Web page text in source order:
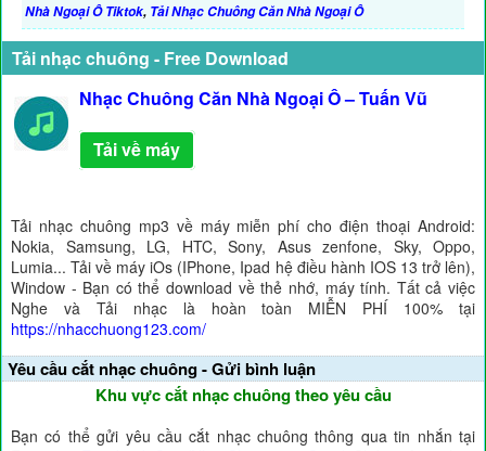
Nhà Ngoại Ô Tiktok, Tải Nhạc Chuông Căn Nhà Ngoại Ô
Tải nhạc chuông - Free Download
Nhạc Chuông Căn Nhà Ngoại Ô – Tuấn Vũ
Tải về máy
Tải nhạc chuông mp3 về máy miễn phí cho điện thoại Android:
Nokia, Samsung, LG, HTC, Sony, Asus zenfone, Sky, Oppo,
Lumia... Tải về máy iOs (IPhone, Ipad hệ điều hành IOS 13 trở lên),
Window - Bạn có thể download về thẻ nhớ, máy tính. Tất cả việc
Nghe và Tải nhạc là hoàn toàn MIỄN PHÍ 100% tại
https://nhacchuong123.com/
Yêu cầu cắt nhạc chuông - Gửi bình luận
Khu vực cắt nhạc chuông theo yêu cầu
Bạn có thể gửi yêu cầu cắt nhạc chuông thông qua tin nhắn tại